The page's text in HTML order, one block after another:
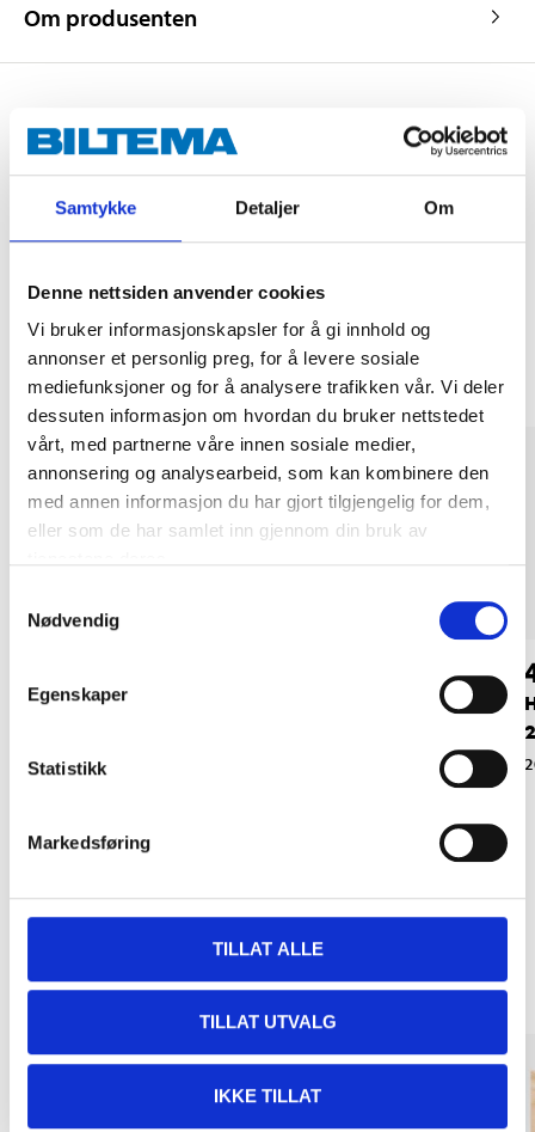
Samtykke Detaljer Om
Denne nettsiden anvender cookies
Vi bruker informasjonskapsler for å gi innhold og
annonser et personlig preg, for å levere sosiale
mediefunksjoner og for å analysere trafikken vår. Vi deler
dessuten informasjon om hvordan du bruker nettstedet
vårt, med partnerne våre innen sosiale medier,
annonsering og analysearbeid, som kan kombinere den
med annen informasjon du har gjort tilgjengelig for dem,
eller som de har samlet inn gjennom din bruk av
Nødvendig
Egenskaper
Statistikk
Markedsføring
TILLAT ALLE
TILLAT UTVALG
IKKE TILLAT
Om produsenten
Kjøp & Hent
Andre kunder har også kjøpt
Konsoll, 370 mm
Hylleplate hvit, 120 x
Relaterte produkter